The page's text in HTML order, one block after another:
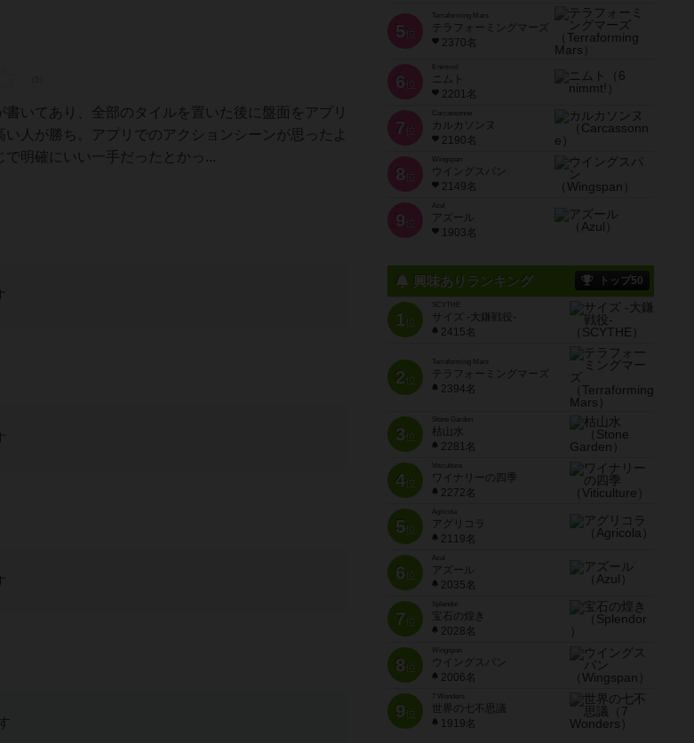
いてあり、全部のタイルを置いた後に盤面をアプリ
人が勝ち。アプリでのアクションシーンが思ったよ
明確にいい一手だったとかっ...
5 位
Terraforming Mars
テラフォーミングマーズ
2370名
6 位
ニムト
2201名
7 位
Carcassonne
カルカソンヌ
2190名
8 位
Wingspan
ウイングスパン
2149名
9 位
Azul
アズール
1903名
興味ありランキング トップ50
1位
SCYTHE
サイズ -大鎌戦役-
2415名
2位
Terraforming Mars
テラフォーミングマーズ
2394名
3位
Stone Garden
枯山水
2281名
4位
Viticulture
ワイナリーの四季
2272名
5位
Agricola
アグリコラ
2119名
6位
Azul
アズール
2035名
7位
宝石の煌き
2028名
8位
Wingspan
ウイングスパン
2006名
9位
7 Wonders
世界の七不思議
1919名